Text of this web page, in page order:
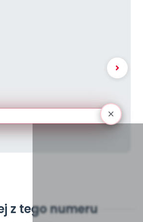
z tego numeru